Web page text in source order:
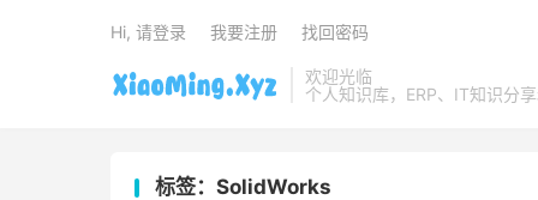
欢迎光临
个人知识库，ERP、IT知识分
Hi, 请登录 我要注册 找回密码
标签：SolidWorks